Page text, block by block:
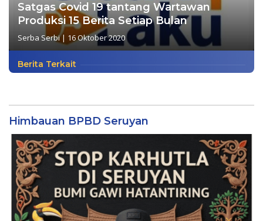
Satgas Covid 19 tantang Wartawan
Produksi 15 Berita Setiap Bulan
Serba Serbi| 16 Oktober 2020
Berita Terkait
Himbauan BPBD Seruyan